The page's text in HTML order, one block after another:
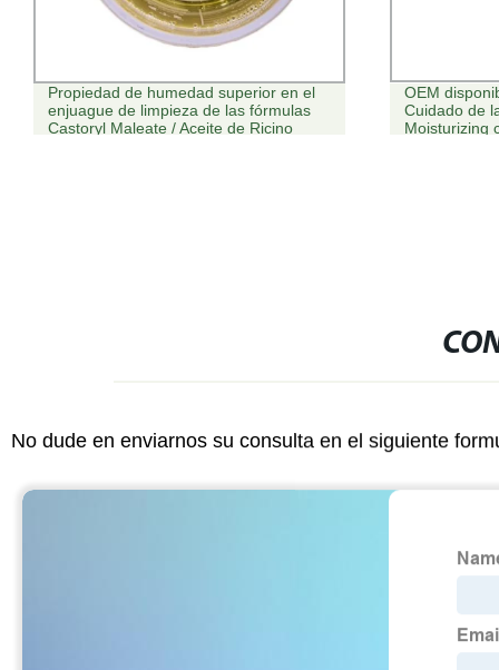
OEM disponible Vitamina C Facial
Cuidado de la piel Whitening
Moisturizing cara Crema
Marca
Remover
Bálsamo
No dude en enviarnos su consulta en el siguiente